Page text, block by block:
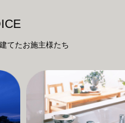
ICE
てたお施主様たち